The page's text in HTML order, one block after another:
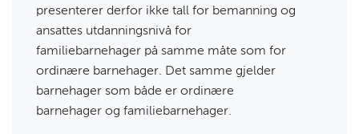
presenterer derfor ikke tall for bemanning og
ansattes utdanningsnivå for
familiebarnehager på samme måte som for
ordinære barnehager. Det samme gjelder
barnehager som både er ordinære
barnehager og familiebarnehager.